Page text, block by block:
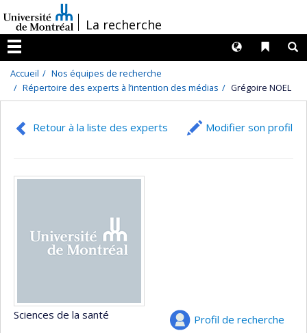
au
contenu
/La recherche
Menu
Liens
Langues
Accueil
Nos équipes de recherche
Répertoire des experts à l’intention des médias
Grégoire NOEL
Retour à la liste des experts Modifier son profil
Profil de recherche
Sciences de la santé